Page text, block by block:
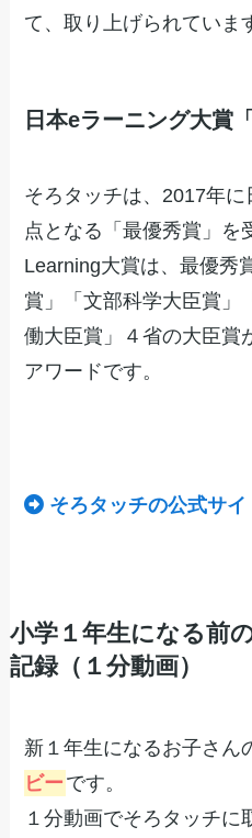
て、取り上げられていま
日本eラーニング大賞
そろタッチは、2017年
点となる「最優秀賞」を
Learning大賞は、最優秀
賞」「文部科学大臣賞」
働大臣賞」４省の大臣賞
アワードです。
そろタッチの公式サイ
小学１年生になる前
記録（１分動画）
新１年生になるお子さん
ビー です。
１分動画でそろタッチに